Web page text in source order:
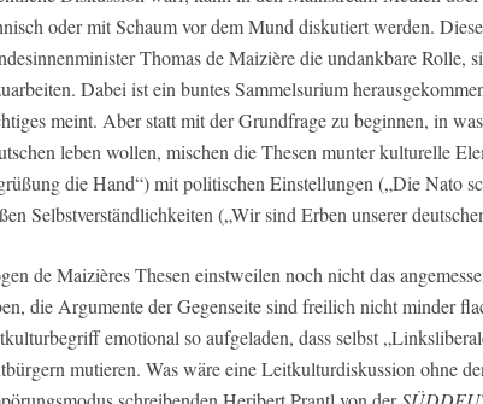
oder mit Schaum vor dem Mund diskutiert werden.
Thomas de Maizière die undankbare Rolle,
Dabei ist ein buntes Sammelsurium
meint. Aber statt mit der Grundfrage zu beginnen, in
leben wollen, mischen die Thesen munter kulturelle
die Hand“) mit politischen Einstellungen („Die Nato
Selbstverständlichkeiten („Wir sind Erben unserer
de Maizières Thesen einstweilen noch nicht das
die Argumente der Gegenseite sind freilich nicht minder
emotional so aufgeladen, dass selbst
mutieren. Was wäre eine Leitkulturdiskussion ohne